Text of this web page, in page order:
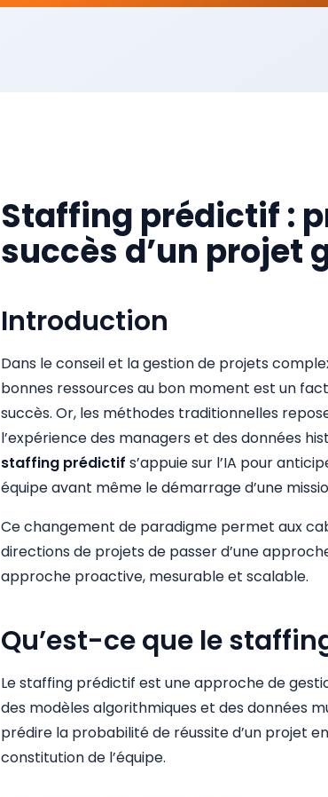
Staffing prédictif :
succès d’un projet
Introduction
Dans le conseil et la gestion de projets
bonnes ressources au bon moment est un
succès. Or, les méthodes traditionnelles
l’expérience des managers et des données
staffing prédictif s’appuie sur l’IA pour
équipe avant même le démarrage d’une
Ce changement de paradigme permet aux
directions de projets de passer d’une
approche proactive, mesurable et scalable.
Qu’est-ce que le
Le staffing prédictif est une approche de
des modèles algorithmiques et des données
prédire la probabilité de réussite d’un projet
constitution de l’équipe.